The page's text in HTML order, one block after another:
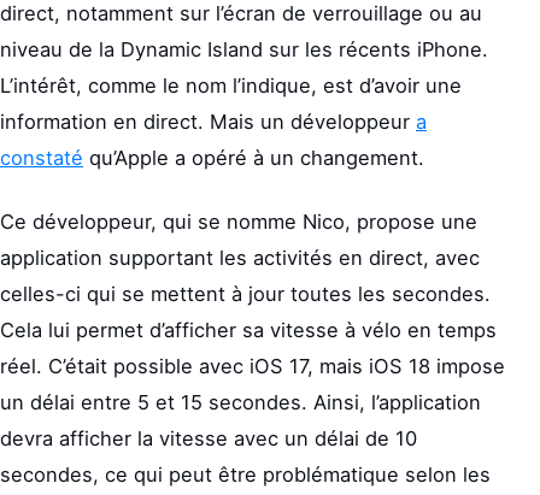
direct, notamment sur l’écran de verrouillage ou au
niveau de la Dynamic Island sur les récents iPhone.
L’intérêt, comme le nom l’indique, est d’avoir une
information en direct. Mais un développeur a
constaté qu’Apple a opéré à un changement.
Ce développeur, qui se nomme Nico, propose une
application supportant les activités en direct, avec
celles-ci qui se mettent à jour toutes les secondes.
Cela lui permet d’afficher sa vitesse à vélo en temps
réel. C’était possible avec iOS 17, mais iOS 18 impose
un délai entre 5 et 15 secondes. Ainsi, l’application
devra afficher la vitesse avec un délai de 10
secondes, ce qui peut être problématique selon les